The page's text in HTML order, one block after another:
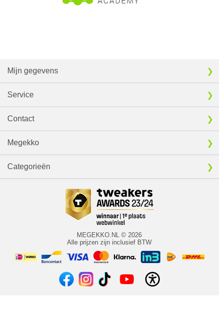
Mijn gegevens
Service
Contact
Megekko
Categorieën
MEGEKKO.NL © 2026
Alle prijzen zijn inclusief BTW